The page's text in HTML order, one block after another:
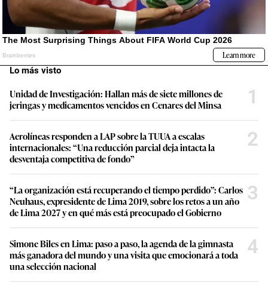
Lo más visto
Unidad de Investigación: Hallan más de siete millones de
jeringas y medicamentos vencidos en Cenares del Minsa
1
Aerolíneas responden a LAP sobre la TUUA a escalas
internacionales: “Una reducción parcial deja intacta la
desventaja competitiva de fondo”
2
“La organización está recuperando el tiempo perdido”: Carlos
Neuhaus, expresidente de Lima 2019, sobre los retos a un año
de Lima 2027 y en qué más está preocupado el Gobierno
3
Simone Biles en Lima: paso a paso, la agenda de la gimnasta
más ganadora del mundo y una visita que emocionará a toda
una selección nacional
4